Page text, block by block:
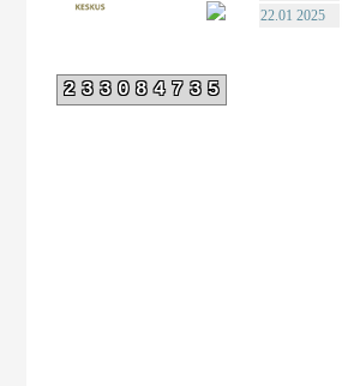
233084735
22.01 2025